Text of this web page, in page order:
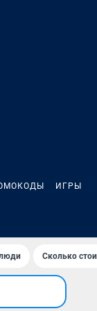
ИГРЫ
люди Сколько